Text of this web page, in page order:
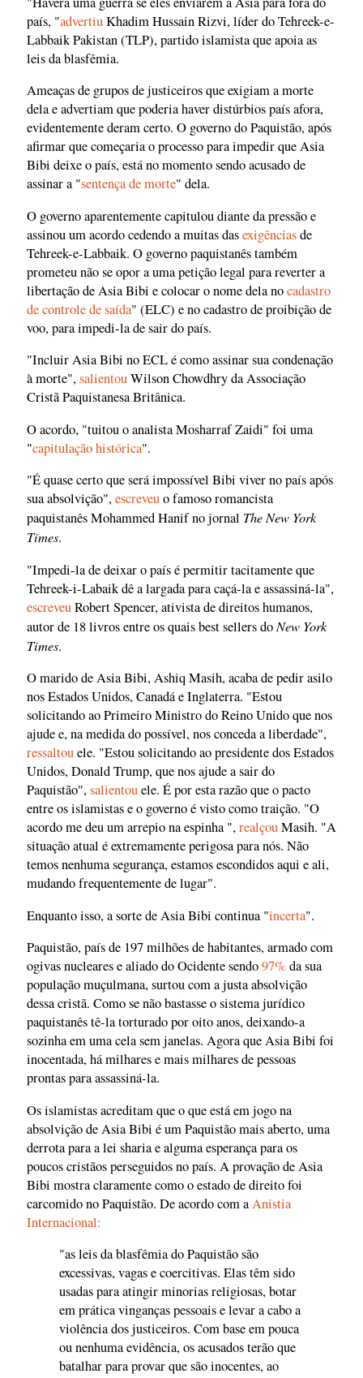
país, "advertiuKhadim Hussain Rizvi, líder do Tehreek-e-
Labbaik Pakistan (TLP), partido islamista que apoia as
leis da blasfêmia.
Ameaças de grupos de justiceiros que exigiam a morte
dela e advertiam que poderia haver distúrbios país afora,
evidentemente deram certo. O governo do Paquistão, após
afirmar que começaria o processo para impedir que Asia
Bibi deixe o país, está no momento sendo acusado de
assinar a "sentença de morte" dela.
O governo aparentemente capitulou diante da pressão e
assinou um acordo cedendo a muitas dasexigênciasde
Tehreek-e-Labbaik. O governo paquistanês também
prometeu não se opor a uma petição legal para reverter a
libertação de Asia Bibi e colocar o nome dela nocadastro
de controle de saída" (ELC) e no cadastro de proibição de
voo, para impedi-la de sair do país.
"Incluir Asia Bibi no ECL é como assinar sua condenação
à morte",salientouWilson Chowdhry da Associação
Cristã Paquistanesa Britânica.
O acordo, "tuitou o analista Mosharraf Zaidi" foi uma
"capitulação histórica".
"É quase certo que será impossível Bibi viver no país após
sua absolvição",escreveuo famoso romancista
paquistanês Mohammed Hanif no jornal The New York
Times.
"Impedi-la de deixar o país é permitir tacitamente que
Tehreek-i-Labaik dê a largada para caçá-la e assassiná-la",
escreveuRobert Spencer, ativista de direitos humanos,
autor de 18 livros entre os quais best sellers doNew York
Times.
O marido de Asia Bibi, Ashiq Masih, acaba de pedir asilo
nos Estados Unidos, Canadá e Inglaterra. "Estou
solicitando ao Primeiro Ministro do Reino Unido que nos
ajude e, na medida do possível, nos conceda a liberdade",
ressaltouele. "Estou solicitando ao presidente dos Estados
Unidos, Donald Trump, que nos ajude a sair do
Paquistão",salientouele. É por esta razão que o pacto
entre os islamistas e o governo é visto como traição. "O
acordo me deu um arrepio na espinha ",realçouMasih. "A
situação atual é extremamente perigosa para nós. Não
temos nenhuma segurança, estamos escondidos aqui e ali,
mudando frequentemente de lugar".
Enquanto isso, a sorte de Asia Bibi continua "incerta".
Paquistão, país de 197 milhões de habitantes, armado com
ogivas nucleares e aliado do Ocidente sendo97% da sua
população muçulmana, surtou com a justa absolvição
dessa cristã. Como se não bastasse o sistema jurídico
paquistanês tê-la torturado por oito anos, deixando-a
sozinha em uma cela sem janelas. Agora que Asia Bibi foi
inocentada, há milhares e mais milhares de pessoas
prontas para assassiná-la.
Os islamistas acreditam que o que está em jogo na
absolvição de Asia Bibi é um Paquistão mais aberto, uma
derrota para a lei sharia e alguma esperança para os
poucos cristãos perseguidos no país. A provação de Asia
Bibi mostra claramente como o estado de direito foi
carcomido no Paquistão. De acordo com aAnistia
Internacional:
"as leis da blasfêmia do Paquistão são
excessivas, vagas e coercitivas. Elas têm sido
usadas para atingir minorias religiosas, botar
em prática vinganças pessoais e levar a cabo a
violência dos justiceiros. Com base em pouca
ou nenhuma evidência, os acusados terão que
batalhar para provar que são inocentes, ao